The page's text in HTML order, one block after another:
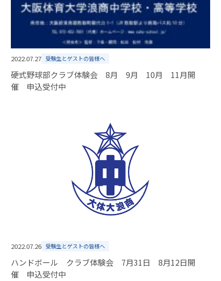
2022.07.27 受験生とゲストの皆様へ
硬式野球部クラブ体験会 8月 9月 10月 11月開
催 申込受付中
2022.07.26 受験生とゲストの皆様へ
ハンドボール クラブ体験会 7月31日 8月12日開
催 申込受付中